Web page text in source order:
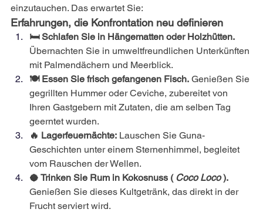
einzutauchen. Das erwartet Sie:
Erfahrungen, die Konfrontation neu definieren
🛏️ Schlafen Sie in Hängematten oder Holzhütten.
Übernachten Sie in umweltfreundlichen Unterkünften
mit Palmendächern und Meerblick.
🍽️ Essen Sie frisch gefangenen Fisch. Genießen Sie
gegrillten Hummer oder Ceviche, zubereitet von
Ihren Gastgebern mit Zutaten, die am selben Tag
geerntet wurden.
🔥 Lagerfeuernächte: Lauschen Sie Guna-
Geschichten unter einem Sternenhimmel, begleitet
vom Rauschen der Wellen.
🥥 Trinken Sie Rum in Kokosnuss ( Coco Loco ).
Genießen Sie dieses Kultgetränk, das direkt in der
Frucht serviert wird.